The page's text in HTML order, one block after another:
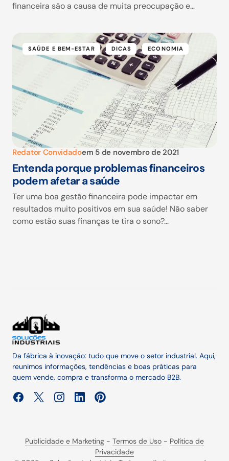
financeira são a causa de muita preocupação e…
SAÚDE E BEM-ESTAR DICAS ECONOMIA
Redator Convidadoem 5 de novembro de 2021
Entenda porque problemas financeiros
podem afetar a saúde
Ter uma boa gestão financeira pode impactar em
resultados muito positivos em sua saúde! Não saber
como estão suas finanças te tira o sono?…
Da fábrica à inovação: tudo que move o setor industrial. Aqui,
reunimos informações, tendências e boas práticas para
quem vende, compra e transforma o mercado B2B.
Publicidade e Marketing - Termos de Uso - Política de
Privacidade